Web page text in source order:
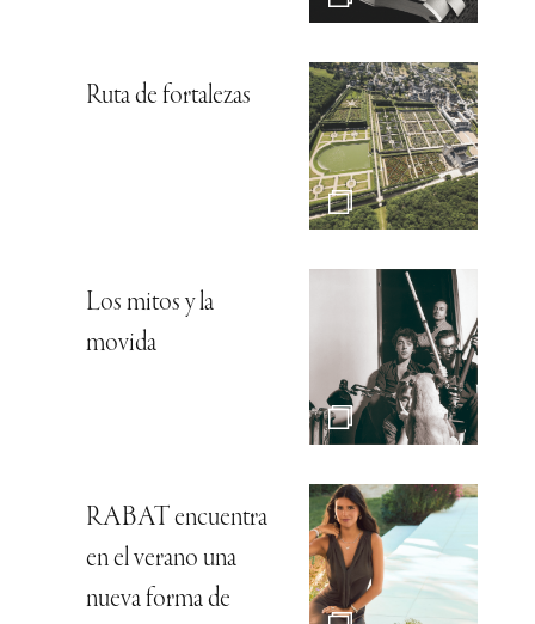
Ruta de fortalezas
Los mitos y la
movida
RABAT encuentra
en el verano una
nueva forma de